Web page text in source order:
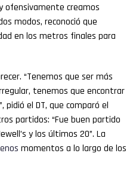
ofensivamente creamos
modos, reconoció que
en los metros finales para
“Tenemos que ser más
tenemos que encontrar
el DT, que comparó el
partidos: “Fue buen partido
y los últimos 20”. La
momentos a lo largo de los